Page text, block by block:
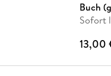
Buch
Sofort
13,00